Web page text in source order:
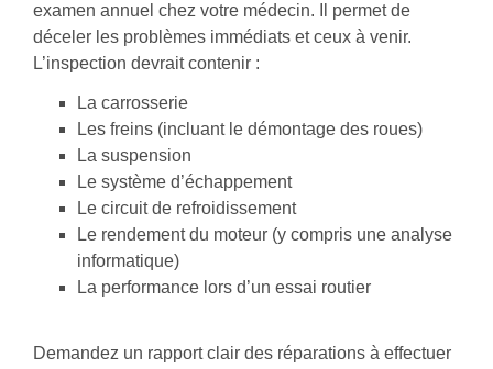
examen annuel chez votre médecin. Il permet de
déceler les problèmes immédiats et ceux à venir.
L’inspection devrait contenir :
La carrosserie
Les freins (incluant le démontage des roues)
La suspension
Le système d’échappement
Le circuit de refroidissement
Le rendement du moteur (y compris une analyse
informatique)
La performance lors d’un essai routier
Demandez un rapport clair des réparations à effectuer